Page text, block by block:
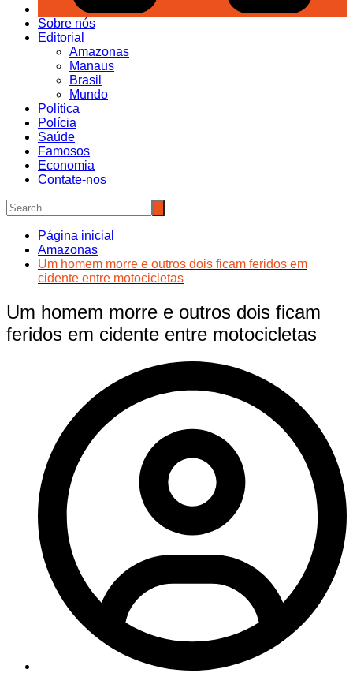
Sobre nós
Editorial
Amazonas
Manaus
Brasil
Mundo
Política
Polícia
Saúde
Famosos
Economia
Contate-nos
Página inicial
Amazonas
Um homem morre e outros dois ficam feridos em
cidente entre motocicletas
Um homem morre e outros dois ficam
feridos em cidente entre motocicletas